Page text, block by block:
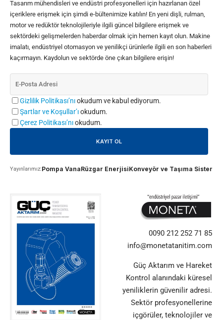
Tasarım mühendisleri ve endüstri profesyonelleri için hazırlanan özel
içeriklere erişmek için şimdi e-bültenimize katılın! En yeni dişli, rulman,
motor ve redüktör teknolojileriyle ilgili güncel bilgilere erişmek ve
sektördeki gelişmelerden haberdar olmak için hemen kayıt olun. Makine
imalatı, endüstriyel otomasyon ve yenilikçi ürünlerle ilgili en son haberleri
kaçırmayın. Kaydolun ve sektörde öne çıkan bilgilere erişin!
Gizlilik Politikası’nıokudum ve kabul ediyorum.
Şartlar ve Koşullar’ıokudum.
Çerez Politikası’nıokudum.
Yayınlarımız:Pompa VanaRüzgar EnerjisiKonveyör ve Taşıma
0090 212 252 71 85
info@monetatanitim.com
Güç Aktarım ve Hareket
Kontrol alanındaki küresel
yeniliklerin güvenilir adresi.
Sektör profesyonellerine
içgörüler, teknolojiler ve